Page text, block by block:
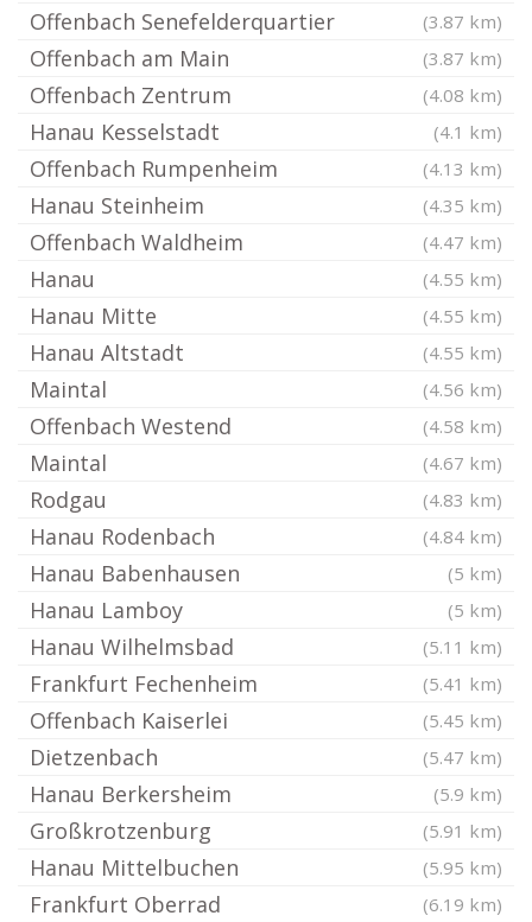
Offenbach Senefelderquartier (3.87 km)
Offenbach am Main (3.87 km)
Offenbach Zentrum (4.08 km)
Hanau Kesselstadt (4.1 km)
Offenbach Rumpenheim (4.13 km)
Hanau Steinheim (4.35 km)
Offenbach Waldheim (4.47 km)
Hanau (4.55 km)
Hanau Mitte (4.55 km)
Hanau Altstadt (4.55 km)
Maintal (4.56 km)
Offenbach Westend (4.58 km)
Maintal (4.67 km)
Rodgau (4.83 km)
Hanau Rodenbach (4.84 km)
Hanau Babenhausen (5 km)
Hanau Lamboy (5 km)
Hanau Wilhelmsbad (5.11 km)
Frankfurt Fechenheim (5.41 km)
Offenbach Kaiserlei (5.45 km)
Dietzenbach (5.47 km)
Hanau Berkersheim (5.9 km)
Großkrotzenburg (5.91 km)
Hanau Mittelbuchen (5.95 km)
Frankfurt Oberrad (6.19 km)